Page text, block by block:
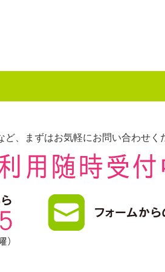
ど、まずはお気軽にお問い合わせく